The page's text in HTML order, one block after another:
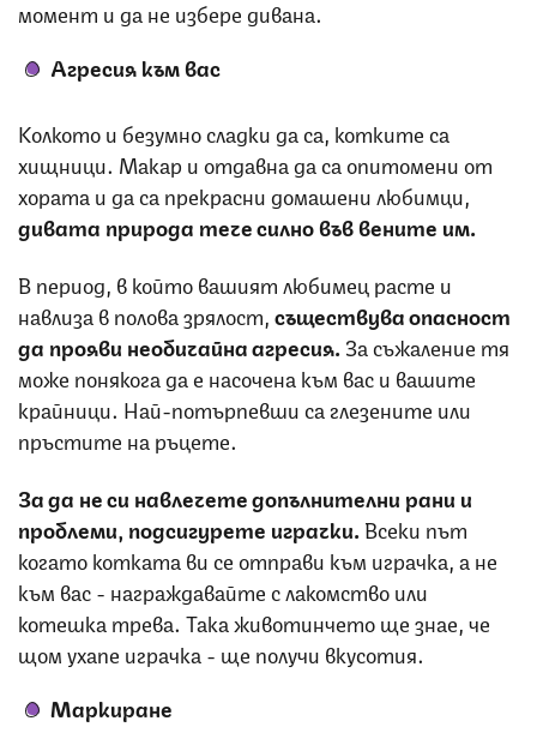
момент и да не избере дивана.
Агресия към вас
Колкото и безумно сладки да са, котките са
хищници. Макар и отдавна да са опитомени от
хората и да са прекрасни домашени любимци,
дивата природа тече силно във вените им.
В период, в който вашият любимец расте и
навлиза в полова зрялост, съществува опасност
да прояви необичайна агресия. За съжаление тя
може понякога да е насочена към вас и вашите
крайници. Най-потърпевши са глезените или
пръстите на ръцете.
За да не си навлечете допълнителни рани и
проблеми, подсигурете играчки. Всеки път
когато котката ви се отправи към играчка, а не
към вас - награждавайте с лакомство или
котешка трева. Така животинчето ще знае, че
щом ухапе играчка - ще получи вкусотия.
Маркиране